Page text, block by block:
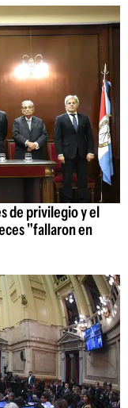
de privilegio y el
"fallaron en